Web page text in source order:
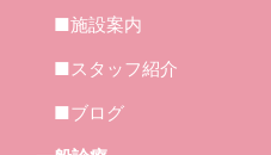
■施設案内
■スタッフ紹介
■ブログ